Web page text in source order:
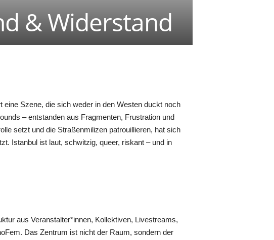
& Widerstand
Szene, die sich weder in den Westen duckt noch
– entstanden aus Fragmenten, Frustration und
setzt und die Straßenmilizen patrouillieren, hat sich
Istanbul ist laut, schwitzig, queer, riskant – und in
aus Veranstalter*innen, Kollektiven, Livestreams,
Das Zentrum ist nicht der Raum, sondern der